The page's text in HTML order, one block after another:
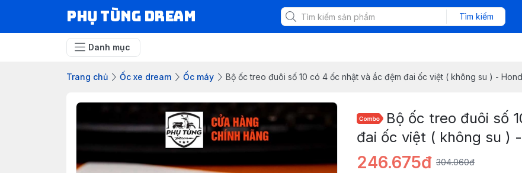
Phụ Tùng Dream Tìm kiếm
Danh mục
Trang chủ Ốc xe dream Ốc máy Bộ ốc treo đuôi số 10 có 4 ốc nhật và ắc đệm đai ốc việt ( không su ) -
Bộ ốc treo đuôi số
đai ốc việt ( không su )
246.675đ 304.060đ